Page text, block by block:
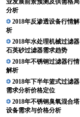
业发展前景预测及供需格局
分析
2018年反渗透设备行情解
析
2018年水处理机械过滤器
石英砂过滤器需求趋势
2018年不锈钢过滤器行情
解析
2018年下半年篮式过滤器
需求分析价格定位
2018年不锈钢臭氧混合塔
设备需求与价格分析